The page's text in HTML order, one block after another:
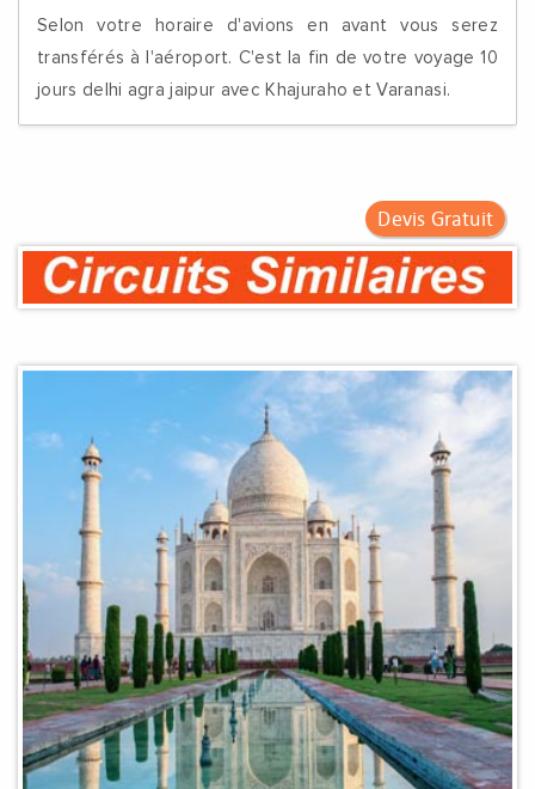
Selon votre horaire d'avions en avant vous serez
transférés à l'aéroport. C'est la fin de votre voyage 10
jours delhi agra jaipur avec Khajuraho et Varanasi.
Devis Gratuit